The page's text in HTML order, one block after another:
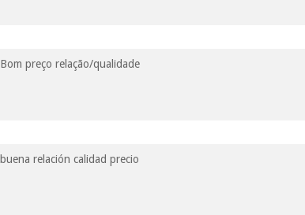
Bom preço relação/qualidade
buena relación calidad precio